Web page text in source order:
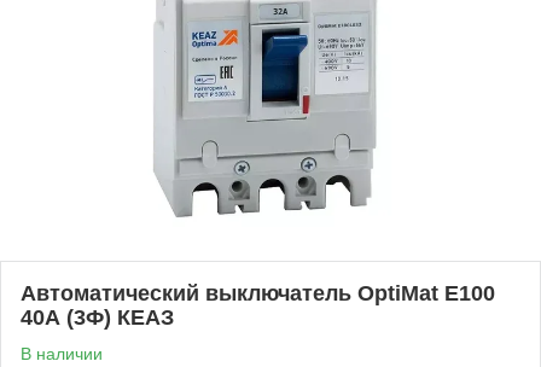
Автоматический выключатель OptiMat E100
40А (3Ф) КЕАЗ
В наличии